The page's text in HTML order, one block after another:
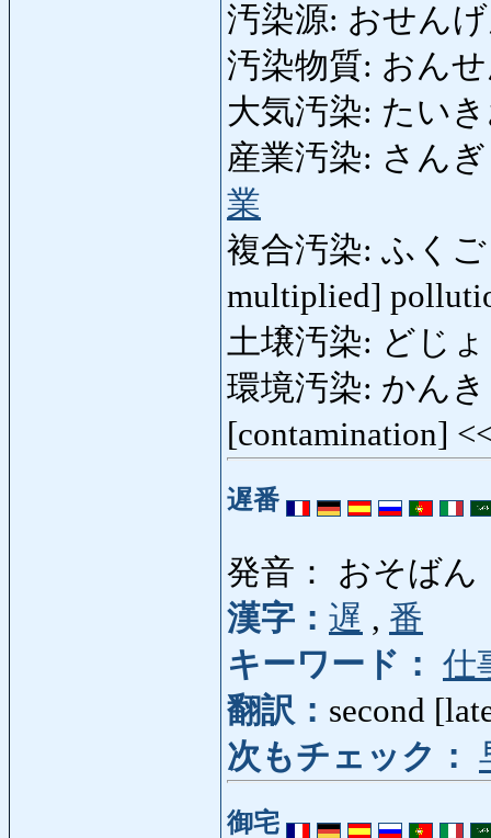
汚染源: おせん
汚染物質: おん
大気汚染: たい
産業汚染: さん
業
複合汚染: ふく
multiplied]
土壌汚染: どじ
環境汚染: かん
[contamination]
遅番
発音： おそばん
漢字： 遅 , 番
キーワード： 仕
翻訳： second
次もチェック：
御宅